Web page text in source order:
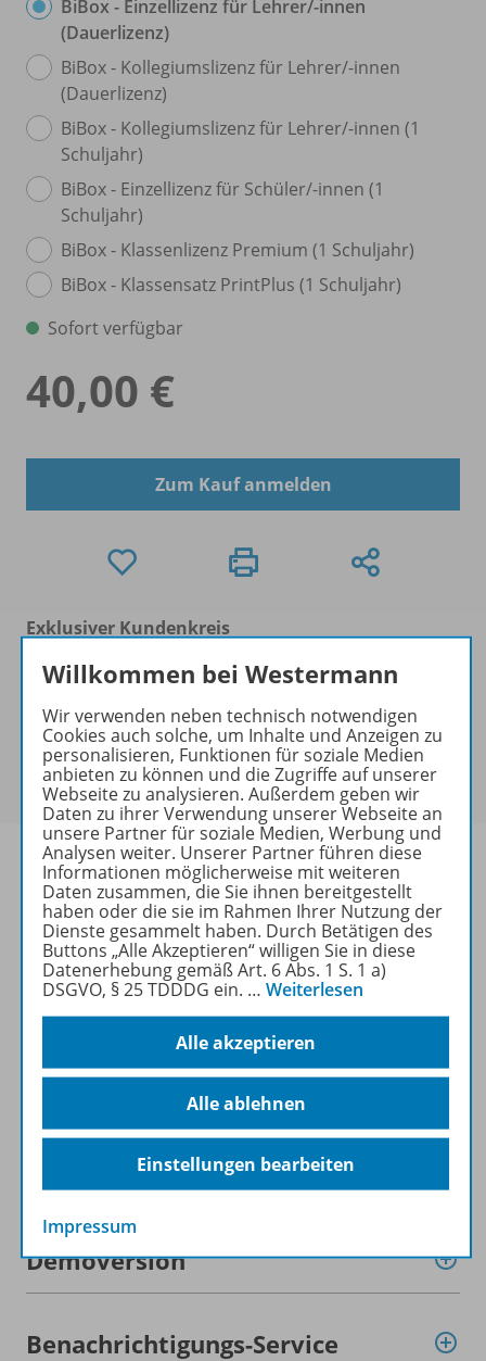
BiBox - Einzellizenz für Lehrer/-innen
(Dauerlizenz)
BiBox - Kollegiumslizenz für Lehrer/-innen
(Dauerlizenz)
BiBox - Kollegiumslizenz für Lehrer/-innen (1
Schuljahr)
BiBox - Einzellizenz für Schüler/-innen (1
Schuljahr)
BiBox - Klassenlizenz Premium (1 Schuljahr)
BiBox - Klassensatz PrintPlus (1 Schuljahr)
Sofort verfügbar
40,00 €
Zum Kauf anmelden
Exklusiver Kundenkreis
Ausbildern/Ausbilderinnen, Dozenten/Dozentinnen,
Erziehern/Erzieherinnen, Lehrkräften,
Referendaren/Referendarinnen,
Studenten/Studentinnen und Universitätslehrenden
erworben werden.
Produktinformationen
Beschreibung
Lizenzbedingungen
Zugehörige Produkte
Demoversion
Benachrichtigungs-Service
Willkommen bei Westermann
Wir verwenden neben technisch notwendigen
Cookies auch solche, um Inhalte und Anzeigen zu
personalisieren, Funktionen für soziale Medien
anbieten zu können und die Zugriffe auf unserer
Webseite zu analysieren. Außerdem geben wir
Daten zu ihrer Verwendung unserer Webseite an
unsere Partner für soziale Medien, Werbung und
Analysen weiter. Unserer Partner führen diese
Informationen möglicherweise mit weiteren
Daten zusammen, die Sie ihnen bereitgestellt
haben oder die sie im Rahmen Ihrer Nutzung der
Dienste gesammelt haben. Durch Betätigen des
Buttons „Alle Akzeptieren“ willigen Sie in diese
Datenerhebung gemäß Art. 6 Abs. 1 S. 1 a)
DSGVO, § 25 TDDDG ein. … Weiterlesen
Alle akzeptieren
Alle ablehnen
Einstellungen bearbeiten
Impressum